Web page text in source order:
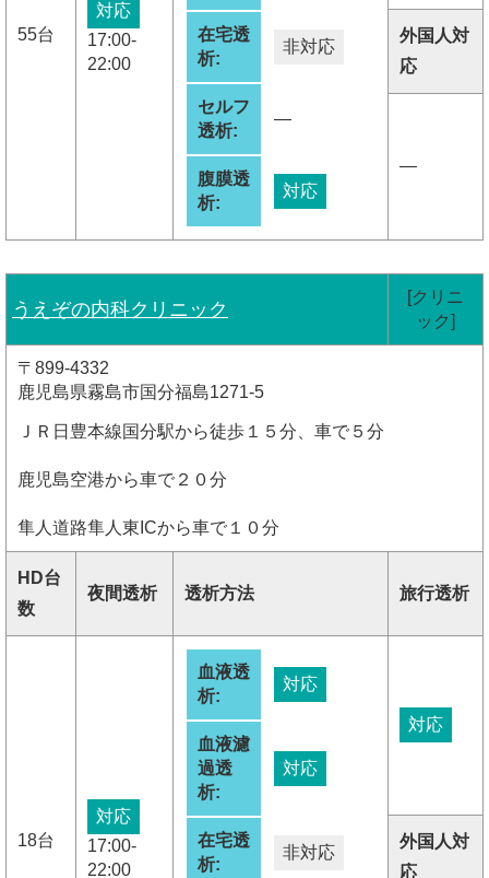
55台
対応
17:00-
22:00
在宅透
析:
非対応
セルフ
透析:
―
腹膜透
析:
対応
外国人対
応
―
うえぞの内科クリニック
[クリニ
ック]
〒899-4332
鹿児島県霧島市国分福島1271-5
ＪＲ日豊本線国分駅から徒歩１５分、車で５分
鹿児島空港から車で２０分
隼人道路隼人東ICから車で１０分
HD台
数
夜間透析 透析方法 旅行透析
18台
対応
17:00-
22:00
血液透
析:
対応
血液濾
過透
析:
対応
在宅透
析:
非対応
対応
外国人対
応